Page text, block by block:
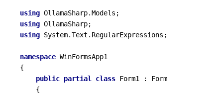
using
using
using System.Text.RegularExpressions;
namespace WinFormsApp1
{
public partial class Form1 : Form
    {